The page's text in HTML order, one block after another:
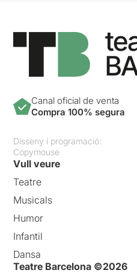
Canal oficial de venta
Compra 100% segura
Disseny i programació:
Copymouse
Vull veure
Teatre
Musicals
Humor
Infantil
Dansa
Teatre Barcelona ©2026